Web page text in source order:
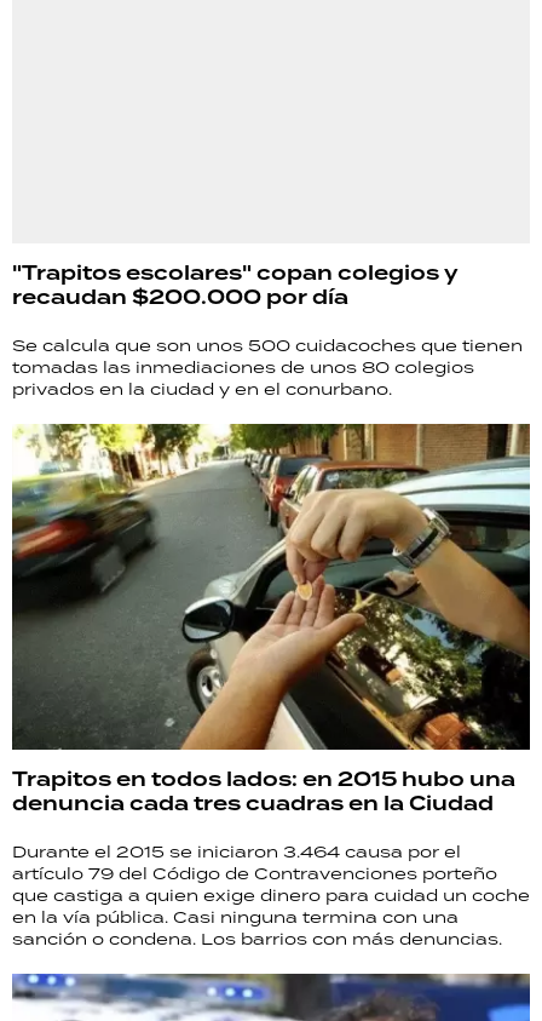
"Trapitos escolares" copan colegios y
recaudan $200.000 por día
Se calcula que son unos 500 cuidacoches que tienen
tomadas las inmediaciones de unos 80 colegios
privados en la ciudad y en el conurbano.
Trapitos en todos lados: en 2015 hubo una
denuncia cada tres cuadras en la Ciudad
Durante el 2015 se iniciaron 3.464 causa por el
artículo 79 del Código de Contravenciones porteño
que castiga a quien exige dinero para cuidad un coche
en la vía pública. Casi ninguna termina con una
sanción o condena. Los barrios con más denuncias.